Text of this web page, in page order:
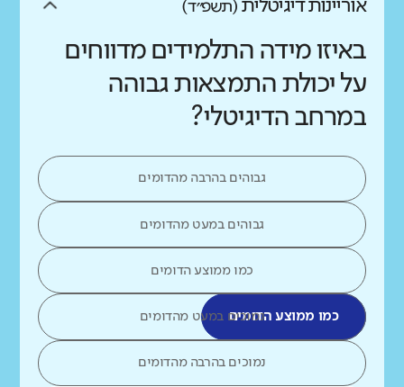
אוריינות דיגיטלית (תשפ״ד)
באיזו מידה התלמידים מדווחים
על יכולת התמצאות גבוהה
במרחב הדיגיטלי?
גבוהים בהרבה מהדומים
גבוהים במעט מהדומים
כמו ממוצע הדומים
כמו ממוצע הדומיםנמוכים במעט מהדומים
נמוכים בהרבה מהדומים